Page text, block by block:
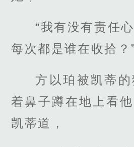
“我有没有责任
每次都是谁在收拾？”
方以珀被凯蒂
着鼻子蹲在地上看
凯蒂道，